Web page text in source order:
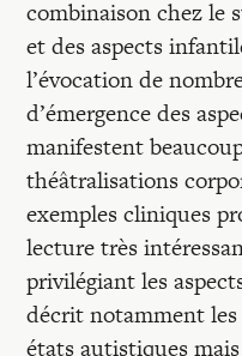
combinaison chez le
et des aspects
l’évocation de
d’émergence des
manifestent
théâtralisations
exemples cliniques
lecture très
privilégiant les
décrit notamment
états autistiques